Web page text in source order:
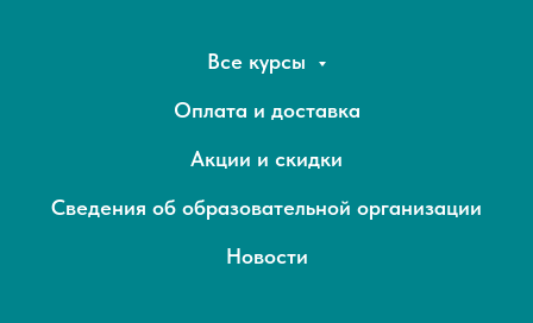
Все курсы
Оплата и доставка
Акции и скидки
Сведения об образовательной организации
Новости